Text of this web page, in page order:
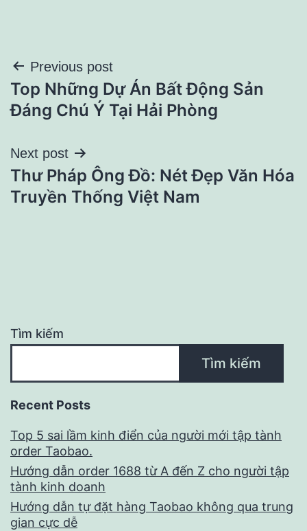
Điều
hướng
viết
Previous post
Top Những Dự Án Bất Động Sản
Đáng Chú Ý Tại Hải Phòng
Next post
Thư Pháp Ông Đồ: Nét Đẹp Văn Hóa
Truyền Thống Việt Nam
Tìm kiếm
Tìm kiếm
Recent Posts
Top 5 sai lầm kinh điển của người mới tập tành
order Taobao.
Hướng dẫn order 1688 từ A đến Z cho người tập
tành kinh doanh
Hướng dẫn tự đặt hàng Taobao không qua trung
gian cực dễ